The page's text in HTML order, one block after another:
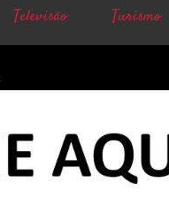
Televisão Turismo